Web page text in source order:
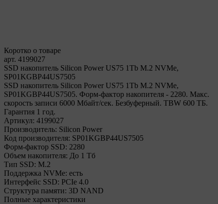
Коротко о товаре
арт. 4199027
SSD накопитель Silicon Power US75 1Tb M.2 NVMe,
SP01KGBP44US7505
SSD накопитель Silicon Power US75 1Tb M.2 NVMe,
SP01KGBP44US7505. Форм-фактор накопителя - 2280. Макс.
скорость записи 6000 Мбайт/сек. Безбуферный. TBW 600 ТБ.
Гарантия 1 год.
Артикул: 4199027
Производитель: Silicon Power
Код производителя: SP01KGBP44US7505
Форм-фактор SSD: 2280
Объем накопителя: До 1 Тб
Тип SSD: М.2
Поддержка NVMe: есть
Интерфейс SSD: PCIe 4.0
Структура памяти: 3D NAND
Полные характеристики